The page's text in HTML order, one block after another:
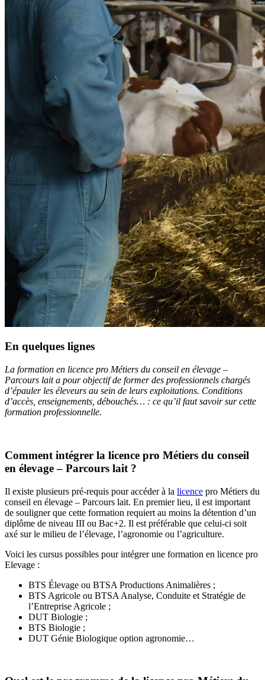
En quelques lignes
La formation en licence pro Métiers du conseil en élevage –
Parcours lait a pour objectif de former des professionnels chargés
d’épauler les éleveurs au sein de leurs exploitations. Conditions
d’accès, enseignements, débouchés… : ce qu’il faut savoir sur cette
formation professionnelle.
Comment intégrer la licence pro Métiers du conseil
en élevage – Parcours lait ?
Il existe plusieurs pré-requis pour accéder à la licence pro Métiers du
conseil en élevage – Parcours lait. En premier lieu, il est important
de souligner que cette formation requiert au moins la détention d’un
diplôme de niveau III ou Bac+2. Il est préférable que celui-ci soit
axé sur le milieu de l’élevage, l’agronomie ou l’agriculture.
Voici les cursus possibles pour intégrer une formation en licence pro
Elevage :
BTS Élevage ou BTSA Productions Animalières ;
BTS Agricole ou BTSA Analyse, Conduite et Stratégie de
l’Entreprise Agricole ;
DUT Biologie ;
BTS Biologie ;
DUT Génie Biologique option agronomie…